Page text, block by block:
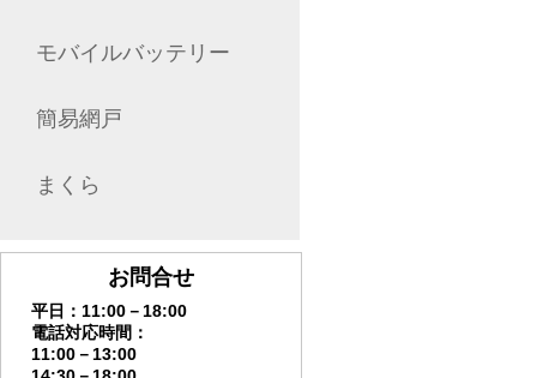
モバイルバッテリー
簡易網戸
まくら
お問合せ
平日：11:00－18:00
電話対応時間：
11:00－13:00